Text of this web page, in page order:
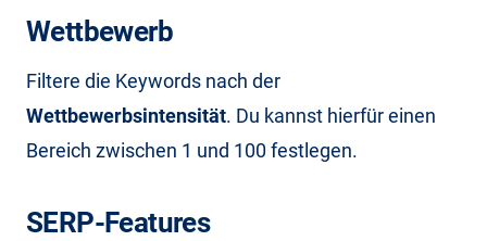
Wettbewerb
Filtere die Keywords nach der
Wettbewerbsintensität. Du kannst hierfür einen
Bereich zwischen 1 und 100 festlegen.
SERP-Features